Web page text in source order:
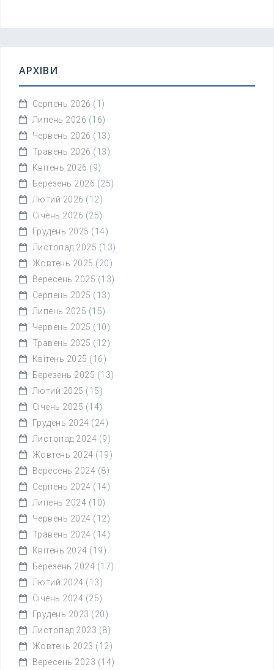
АРХІВИ
Серпень 2026 (1)
Липень 2026 (16)
Червень 2026 (13)
Травень 2026 (13)
Квітень 2026 (9)
Березень 2026 (25)
Лютий 2026 (12)
Січень 2026 (25)
Грудень 2025 (14)
Листопад 2025 (13)
Жовтень 2025 (20)
Вересень 2025 (13)
Серпень 2025 (13)
Липень 2025 (15)
Червень 2025 (10)
Травень 2025 (12)
Квітень 2025 (16)
Березень 2025 (13)
Лютий 2025 (15)
Січень 2025 (14)
Грудень 2024 (24)
Листопад 2024 (9)
Жовтень 2024 (19)
Вересень 2024 (8)
Серпень 2024 (14)
Липень 2024 (10)
Червень 2024 (12)
Травень 2024 (14)
Квітень 2024 (19)
Березень 2024 (17)
Лютий 2024 (13)
Січень 2024 (25)
Грудень 2023 (20)
Листопад 2023 (8)
Жовтень 2023 (12)
Вересень 2023 (14)